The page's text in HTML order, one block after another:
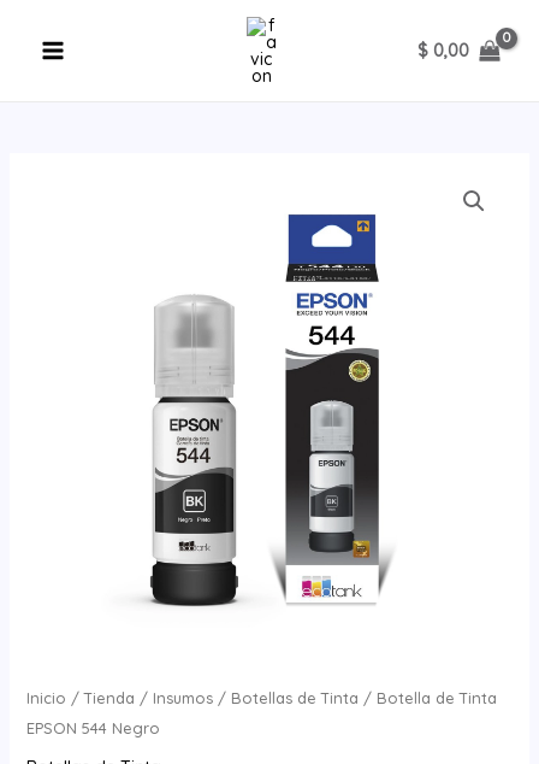
$ 0,00
Inicio /Tienda / Insumos/ Botellas de Tinta / Botella de Tinta
EPSON 544 Negro